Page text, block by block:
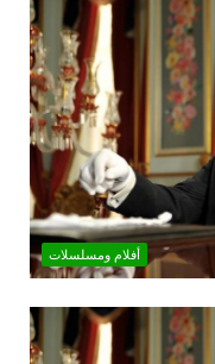
أفلام ومسلسلات